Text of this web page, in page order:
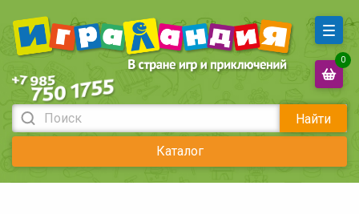
Найти
Каталог
0